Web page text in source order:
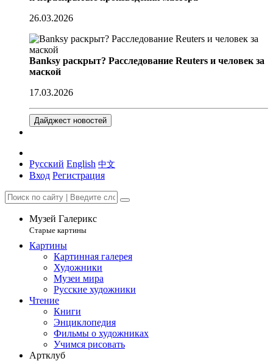
26.03.2026
Banksy раскрыт? Расследование Reuters и человек за
маской
17.03.2026
Дайджест новостей
Русский English 中文
Вход Регистрация
Музей Галерикс
Старые картины
Картины
Картинная галерея
Художники
Музеи мира
Русские художники
Чтение
Книги
Энциклопедия
Фильмы о художниках
Учимся рисовать
Артклуб